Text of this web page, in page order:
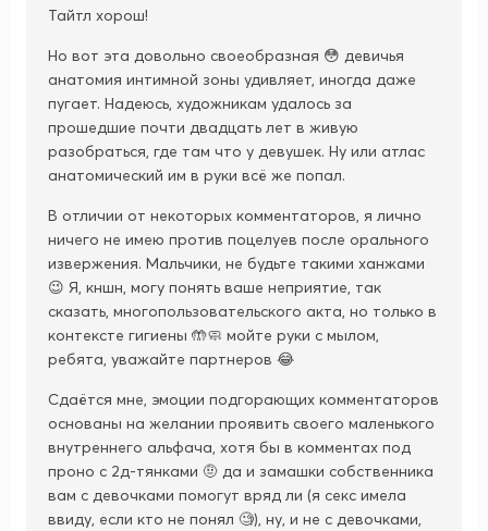
Тайтл хорош!
Но вот эта довольно своеобразная 😳 девичья
анатомия интимной зоны удивляет, иногда даже
пугает. Надеюсь, художникам удалось за
прошедшие почти двадцать лет в живую
разобраться, где там что у девушек. Ну или атлас
анатомический им в руки всё же попал.
В отличии от некоторых комментаторов, я лично
ничего не имею против поцелуев после орального
извержения. Мальчики, не будьте такими ханжами
😉 Я, кншн, могу понять ваше неприятие, так
сказать, многопользовательского акта, но только в
контексте гигиены 🤲🧼 мойте руки с мылом,
ребята, уважайте партнеров 😂
Сдаётся мне, эмоции подгорающих комментаторов
основаны на желании проявить своего маленького
внутреннего альфача, хотя бы в комментах под
проно с 2д-тянками 🤨 да и замашки собственника
вам с девочками помогут вряд ли (я секс имела
ввиду, если кто не понял 🧐), ну, и не с девочками,